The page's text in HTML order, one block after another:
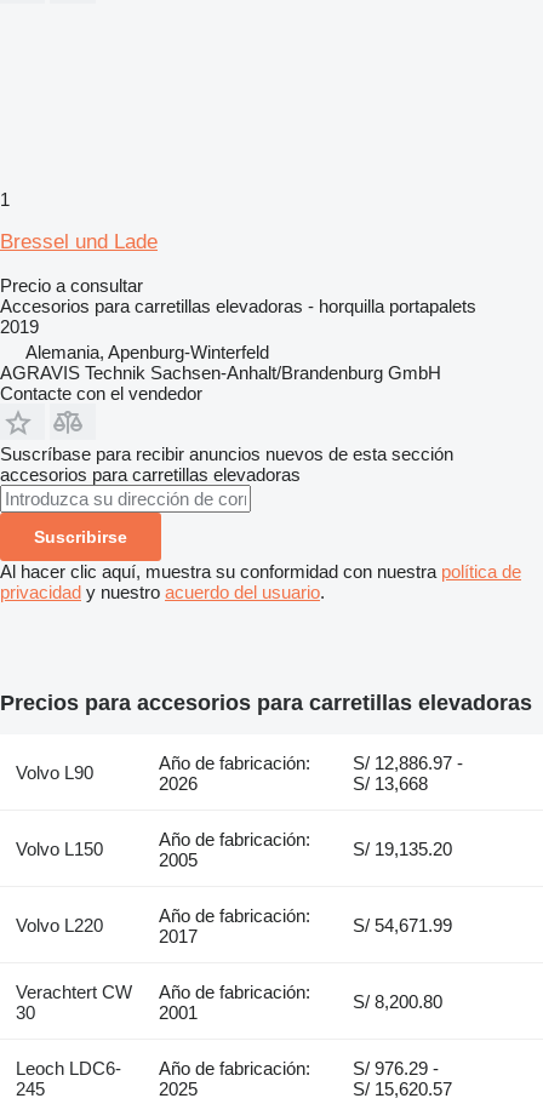
1
Bressel und Lade
Precio a consultar
Accesorios para carretillas elevadoras - horquilla portapalets
2019
Alemania, Apenburg-Winterfeld
AGRAVIS Technik Sachsen-Anhalt/Brandenburg GmbH
Contacte con el vendedor
Suscríbase para recibir anuncios nuevos de esta sección
accesorios para carretillas elevadoras
Suscribirse
Al hacer clic aquí, muestra su conformidad con nuestra política de
privacidad y nuestro acuerdo del usuario.
Precios para accesorios para carretillas elevadoras
Volvo L90
Año de fabricación:
2026
S/ 12,886.97 -
S/ 13,668
Volvo L150
Año de fabricación:
2005
S/ 19,135.20
Volvo L220
Año de fabricación:
2017
S/ 54,671.99
Verachtert CW
30
Año de fabricación:
2001
S/ 8,200.80
Leoch LDC6-
245
Año de fabricación:
2025
S/ 976.29 -
S/ 15,620.57